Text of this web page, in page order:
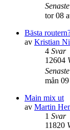
tor 08
Bästa
av Kristian
4 Svar
12604
mån
Main mix ut
av Martin
1 Svar
11820